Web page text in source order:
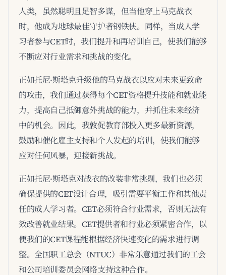
人类，虽然聪明且足智多谋，但当他穿上马克战衣
时，他成为地球最佳守护者钢铁侠。同样，当成人学
习者参与CET时，我们提升和再培训自己，使我们能够
不断应对行业需求和挑战的变化。
正如托尼·斯塔克升级他的马克战衣以应对未来更致命
的攻击，我们通过获得每个CET资格提升技能和就业能
力，提高自己抵御意外挑战的能力，并抓住未来经济
中的机会。因此，我敦促教育部投入更多最新资源，
鼓励和催化雇主支持和个人发起的培训，使我们能够
应对任何风暴，迎接新挑战。
正如托尼·斯塔克对战衣的改装非常挑剔，我们也必须
确保提供的CET设计合理，吸引需要平衡工作和其他责
任的成人学习者。CET必须符合行业需求，否则无法有
效改善就业结果。CET提供者和行业必须紧密合作，以
便我们的CET课程能根据经济快速变化的需求进行调
整。全国职工总会（NTUC）非常乐意通过我们的工会
和公司培训委员会网络支持这种合作。